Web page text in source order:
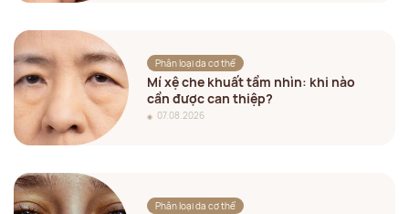
Phân loại da cơ thể
Mí xệ che khuất tầm nhìn: khi nào
cần được can thiệp?
07.08.2026
Phân loại da cơ thể